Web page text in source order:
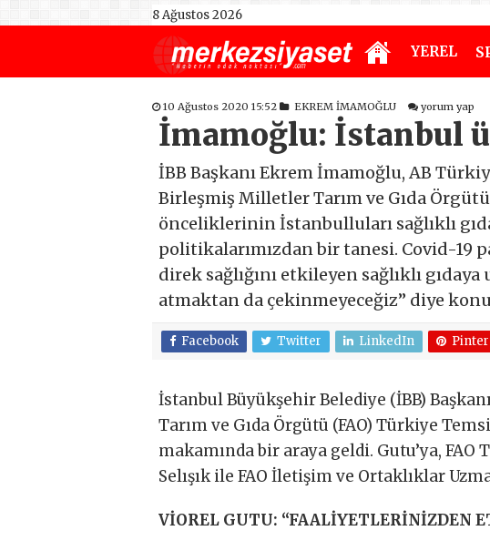
8 Ağustos 2026
YEREL
10 Ağustos 2020 15:52 EKREM İMAMOĞLU yorum yap
İmamoğlu: İstanbul
İBB Başkanı Ekrem İmamoğlu, AB
Birleşmiş Milletler Tarım ve Gıda
önceliklerinin İstanbulluları sağlıklı
politikalarımızdan bir tanesi. Covid-
direk sağlığını etkileyen sağlıklı
atmaktan da çekinmeyeceğiz” diye
Facebook Twitter LinkedIn
İstanbul Büyükşehir Belediye (İBB)
Tarım ve Gıda Örgütü (FAO) Türkiye
makamında bir araya geldi. Gutu’ya, FAO
Selışık ile FAO İletişim ve Ortaklıklar
VİOREL GUTU: “FAALİYETLERİNİZDEN